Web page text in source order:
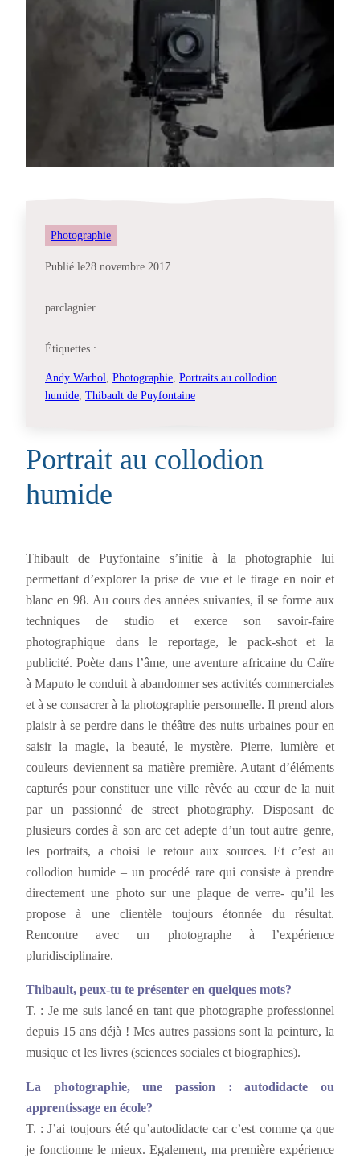
Photographie
Publié le28 novembre 2017
parclagnier
Étiquettes :
Andy Warhol Photographie Portraits au collodion
humide Thibault de Puyfontaine
Portrait au collodion
humide
Thibault de Puyfontaine s’initie à la photographie lui
permettant d’explorer la prise de vue et le tirage en noir et
blanc en 98. Au cours des années suivantes, il se forme aux
techniques de studio et exerce son savoir-faire
photographique dans le reportage, le pack-shot et la
publicité. Poète dans l’âme, une aventure africaine du Caïre
à Maputo le conduit à abandonner ses activités commerciales
et à se consacrer à la photographie personnelle. Il prend alors
plaisir à se perdre dans le théâtre des nuits urbaines pour en
saisir la magie, la beauté, le mystère. Pierre, lumière et
couleurs deviennent sa matière première. Autant d’éléments
capturés pour constituer une ville rêvée au cœur de la nuit
par un passionné de street photography. Disposant de
plusieurs cordes à son arc cet adepte d’un tout autre genre,
les portraits, a choisi le retour aux sources. Et c’est au
collodion humide – un procédé rare qui consiste à prendre
directement une photo sur une plaque de verre- qu’il les
propose à une clientèle toujours étonnée du résultat.
Rencontre avec un photographe à l’expérience
pluridisciplinaire.
Thibault, peux-tu te présenter en quelques mots?
T. : Je me suis lancé en tant que photographe professionnel
depuis 15 ans déjà ! Mes autres passions sont la peinture, la
musique et les livres (sciences sociales et biographies).
La photographie, une passion : autodidacte ou
apprentissage en école?
T. : J’ai toujours été qu’autodidacte car c’est comme ça que
je fonctionne le mieux. Egalement, ma première expérience